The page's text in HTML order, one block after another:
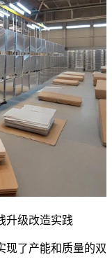
升级改造实践
现了产能和质量的双